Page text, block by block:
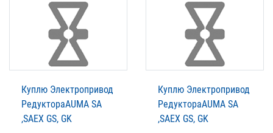
Куплю Электропривод
РедуктораAUMA SA
,SAEX GS, GK
Куплю Электропривод
РедуктораAUMA SA
,SAEX GS, GK